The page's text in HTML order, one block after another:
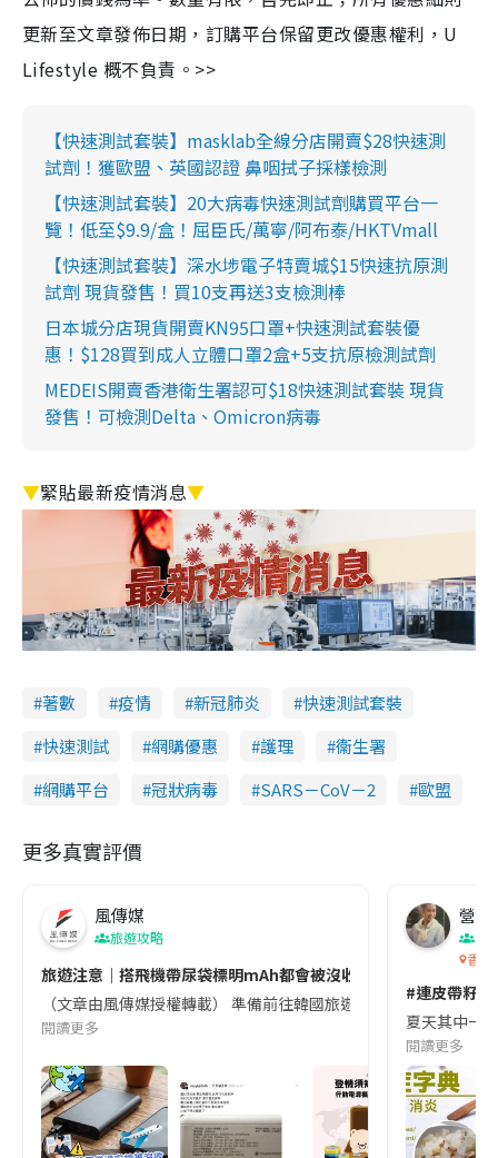
更新至文章發佈日期，訂購平台保留更改優惠權利，U
Lifestyle 概不負責。>>
【快速測試套裝】masklab全線分店開賣$28快速測
試劑！獲歐盟、英國認證 鼻咽拭子採樣檢測
【快速測試套裝】20大病毒快速測試劑購買平台一
覽！低至$9.9/盒！屈臣氏/萬寧/阿布泰/HKTVmall
【快速測試套裝】深水埗電子特賣城$15快速抗原測
試劑 現貨發售！買10支再送3支檢測棒
日本城分店現貨開賣KN95口罩+快速測試套裝優
惠！$128買到成人立體口罩2盒+5支抗原檢測試劑
MEDEIS開賣香港衛生署認可$18快速測試套裝 現貨
發售！可檢測Delta、Omicron病毒
▼緊貼最新疫情消息▼
著數 疫情 新冠肺炎
快速測試套裝
快速測試
網購優惠 護理
衞生署
網購平台
冠狀病毒 SARS－CoV－2 歐盟
更多真實評價
風傳媒
旅遊攻略
旅遊注意｜搭飛機帶尿袋標明mAh都會被沒收😱出發前切記檢查
（文章由風傳媒授權轉載） 準備前往韓國旅遊的民眾，近期要
閱讀更多
營養
香港
#連皮帶籽
夏天其中一
閱讀更多